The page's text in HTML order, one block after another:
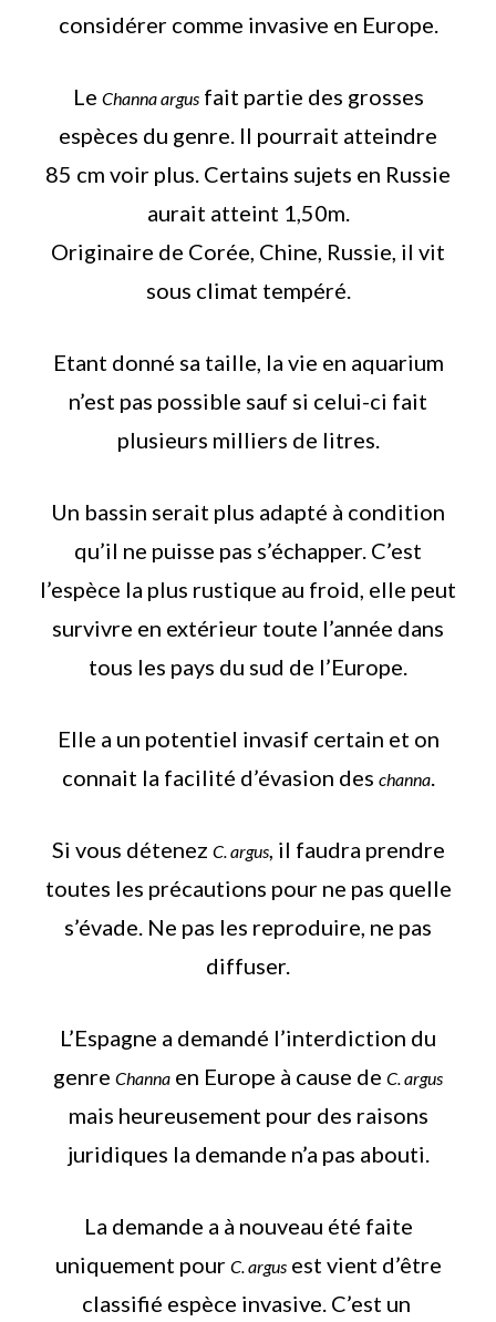
considérer comme invasive en Europe.
Le Channa argusfait partie des grosses
espèces du genre. Il pourrait atteindre
85 cm voir plus. Certains sujets en Russie
aurait atteint 1,50m.
Originaire de Corée, Chine, Russie, il vit
sous climat tempéré.
Etant donné sa taille, la vie en aquarium
n’est pas possible sauf si celui-ci fait
plusieurs milliers de litres.
Un bassin serait plus adapté à condition
qu’il ne puisse pas s’échapper. C’est
l’espèce la plus rustique au froid, elle peut
survivre en extérieur toute l’année dans
tous les pays du sud de l’Europe.
Elle a un potentiel invasif certain et on
connait la facilité d’évasion des channa.
Si vous détenez C. argus, il faudra prendre
toutes les précautions pour ne pas quelle
s’évade. Ne pas les reproduire, ne pas
diffuser.
L’Espagne a demandé l’interdiction du
genre Channa en Europe à cause de C. argus
mais heureusement pour des raisons
juridiques la demande n’a pas abouti.
La demande a à nouveau été faite
uniquement pour C. argusest vient d’être
classifié espèce invasive. C’est un